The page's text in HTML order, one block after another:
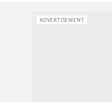
ADVERTISEMENT